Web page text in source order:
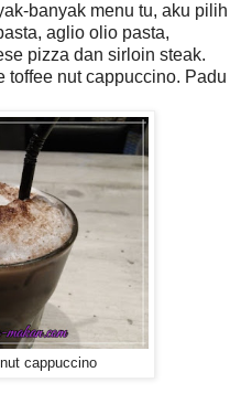
banyak menu tu, aku pilih
aglio olio pasta,
pizza dan sirloin steak.
toffee nut cappuccino. Padu
cappuccino